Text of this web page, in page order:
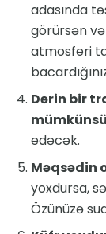
adasında
görürsən
atmosferi
Dərin bir
edəcək.
Məqsədin
yoxdursa,
Özünüzə